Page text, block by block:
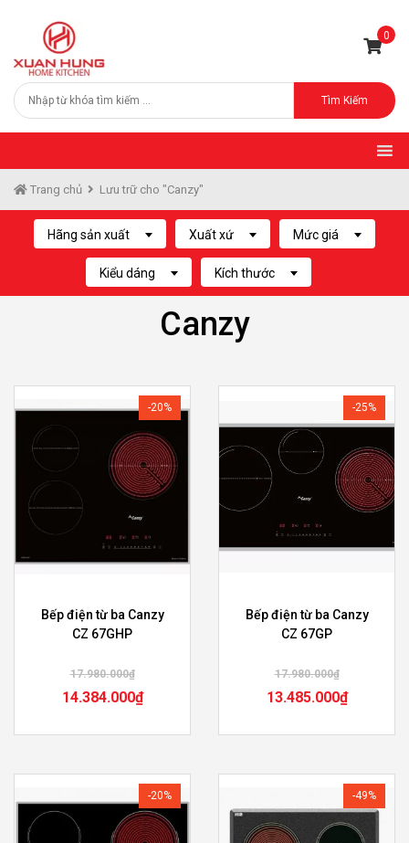
0
Tìm Kiếm
Trang chủ Lưu trữ cho "Canzy"
Hãng sản xuất Xuất xứ Mức giá
Kiểu dáng Kích thước
Canzy
-20%
Bếp điện từ ba Canzy
CZ 67GHP
17.980.000₫
14.384.000₫
-25%
Bếp điện từ ba Canzy
CZ 67GP
17.980.000₫
13.485.000₫
-20% -49%